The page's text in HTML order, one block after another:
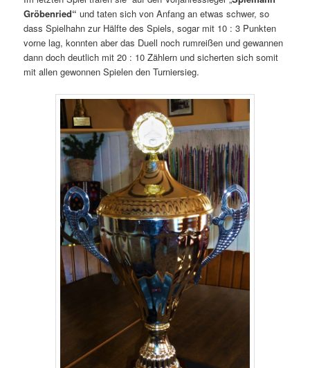
Gröbenried“ und taten sich von Anfang an etwas schwer, so
dass Spielhahn zur Hälfte des Spiels, sogar mit 10 : 3 Punkten
vorne lag, konnten aber das Duell noch rumreißen und gewannen
dann doch deutlich mit 20 : 10 Zählern und sicherten sich somit
mit allen gewonnen Spielen den Turniersieg.